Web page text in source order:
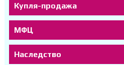
Купля-продажа
МФЦ
Наследство